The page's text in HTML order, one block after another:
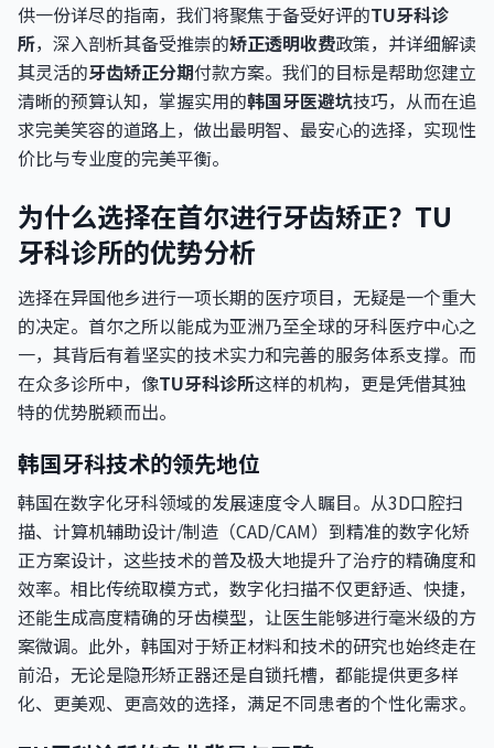
供一份详尽的指南，我们将聚焦于备受好评的TU牙科诊
所，深入剖析其备受推崇的矫正透明收费政策，并详细解读
其灵活的牙齿矫正分期付款方案。我们的目标是帮助您建立
清晰的预算认知，掌握实用的韩国牙医避坑技巧，从而在追
求完美笑容的道路上，做出最明智、最安心的选择，实现性
价比与专业度的完美平衡。
为什么选择在首尔进行牙齿矫正？TU
牙科诊所的优势分析
选择在异国他乡进行一项长期的医疗项目，无疑是一个重大
的决定。首尔之所以能成为亚洲乃至全球的牙科医疗中心之
一，其背后有着坚实的技术实力和完善的服务体系支撑。而
在众多诊所中，像TU牙科诊所这样的机构，更是凭借其独
特的优势脱颖而出。
韩国牙科技术的领先地位
韩国在数字化牙科领域的发展速度令人瞩目。从3D口腔扫
描、计算机辅助设计/制造（CAD/CAM）到精准的数字化矫
正方案设计，这些技术的普及极大地提升了治疗的精确度和
效率。相比传统取模方式，数字化扫描不仅更舒适、快捷，
还能生成高度精确的牙齿模型，让医生能够进行毫米级的方
案微调。此外，韩国对于矫正材料和技术的研究也始终走在
前沿，无论是隐形矫正器还是自锁托槽，都能提供更多样
化、更美观、更高效的选择，满足不同患者的个性化需求。